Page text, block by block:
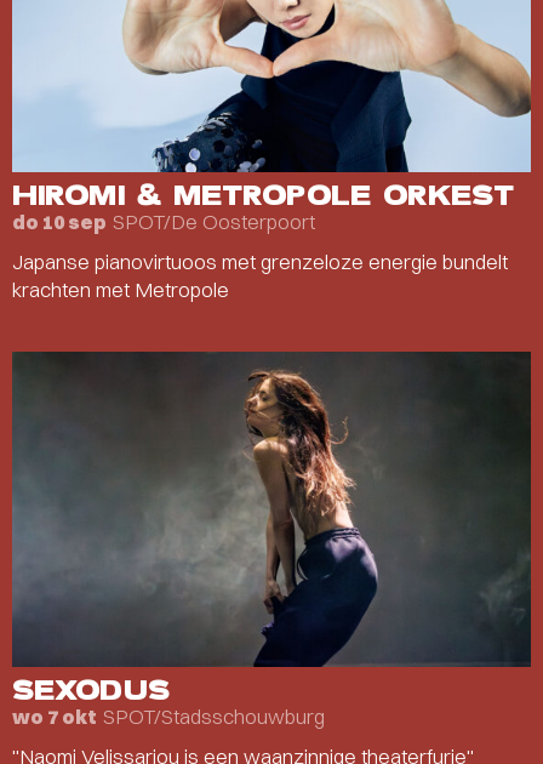
HIROMI & METROPOLE ORKEST
do 10 sep SPOT/De Oosterpoort
Japanse pianovirtuoos met grenzeloze energie bundelt
krachten met Metropole
SEXODUS
wo 7 okt SPOT/Stadsschouwburg
"Naomi Velissariou is een waanzinnige theaterfurie"